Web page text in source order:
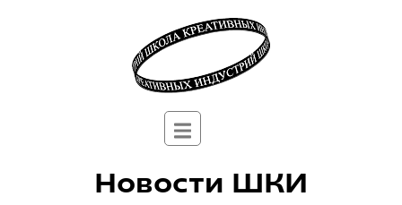
Новости ШКИ